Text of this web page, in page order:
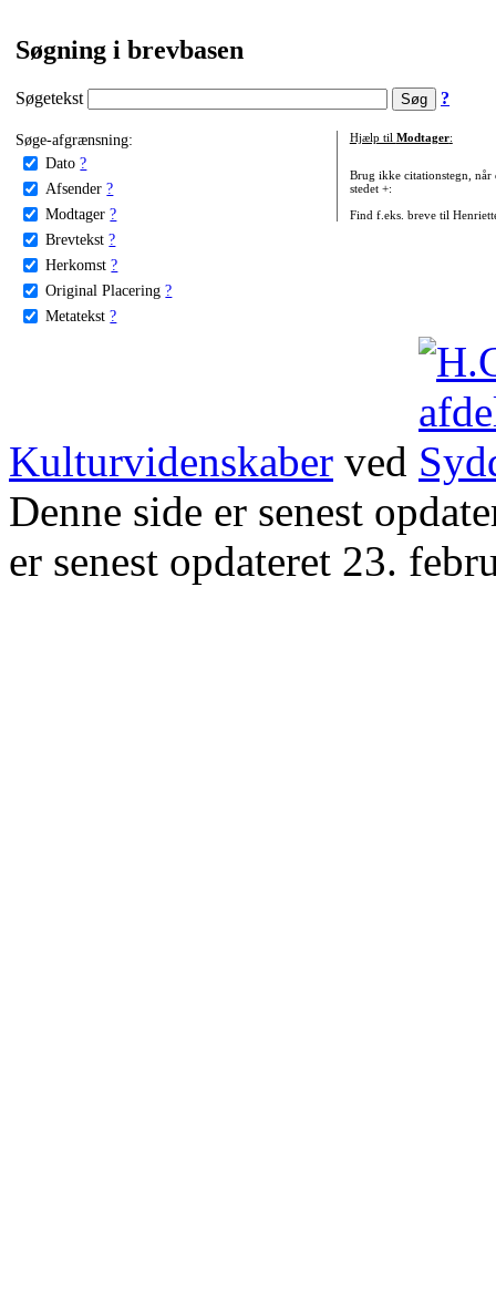
Søgning i brevbasen
Søgetekst ?
Søge-afgrænsning:
Dato ?
Afsender ?
Modtager ?
Brevtekst ?
Herkomst ?
Original Placering ?
Metatekst ?
Hjælp til Modtager:
Brug ikke citationstegn, når
stedet +:
Find f.eks. breve til
Kulturvidenskaber ved
Denne side er senest
er senest opdateret 23.